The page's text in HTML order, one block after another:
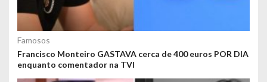
Famosos
Francisco Monteiro GASTAVA cerca de 400 euros POR DIA
enquanto comentador na TVI